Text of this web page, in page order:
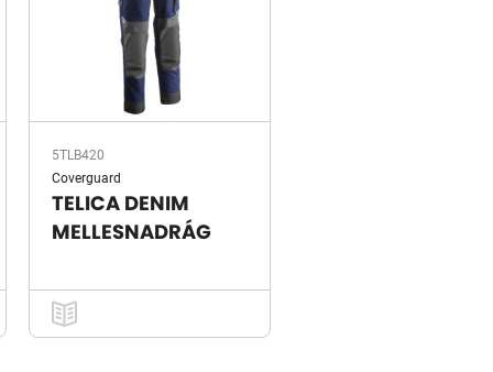
5TLB420
Coverguard
TELICA DENIM
MELLESNADRÁG